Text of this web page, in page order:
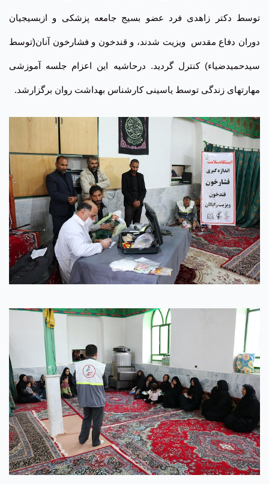
توسط دکتر زاهدی فرد عضو بسیج جامعه پزشکی و ازبسیجیان
دوران دفاع مقدس ویزیت شدند، و قندخون و فشارخون آنان(توسط
سیدحمیدضیاء) کنترل گردید. درحاشیه این اعزام جلسه آموزشی
مهارتهای زندگی توسط یاسینی کارشناس بهداشت روان برگزارشد.